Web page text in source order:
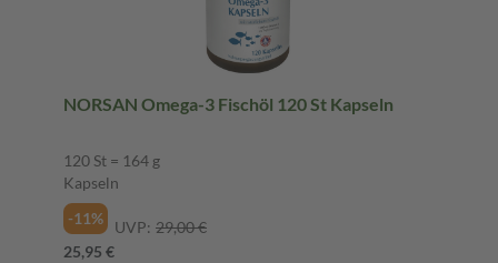
NORSAN Omega-3 Fischöl 120 St Kapseln
120 St = 164 g
Kapseln
-11%
UVP: 29,00 €
25,95 €